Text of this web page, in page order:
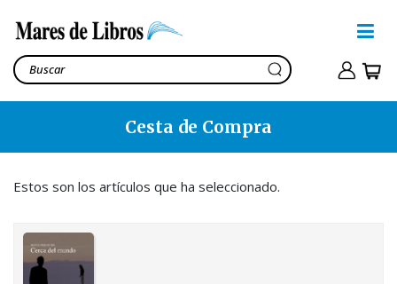
Cesta de Compra
Estos son los artículos que ha seleccionado.